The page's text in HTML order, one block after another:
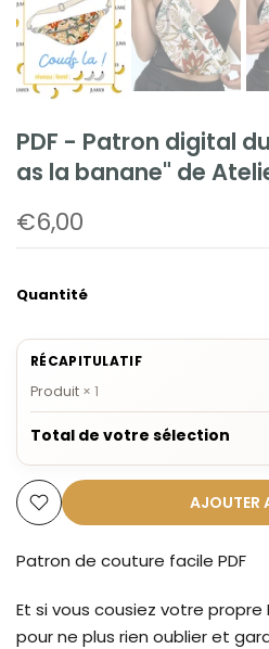
PDF - Patron digital
as la banane" de
€6,00
Quantité
RÉCAPITULATIF
Produit × 1
Total de votre sélection
AJOUTER
Patron de couture facile PDF
Et si vous cousiez votre propre
pour ne plus rien oublier et